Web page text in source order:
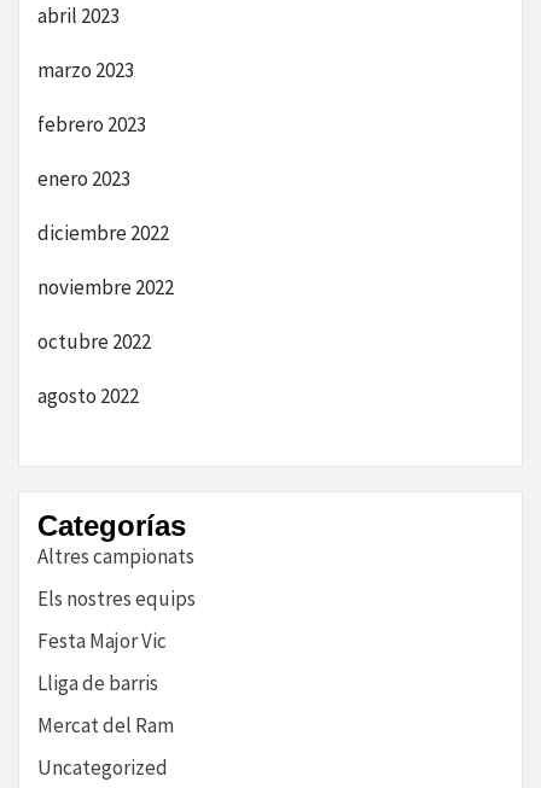
abril 2023
marzo 2023
febrero 2023
enero 2023
diciembre 2022
noviembre 2022
octubre 2022
agosto 2022
Categorías
Altres campionats
Els nostres equips
Festa Major Vic
Lliga de barris
Mercat del Ram
Uncategorized